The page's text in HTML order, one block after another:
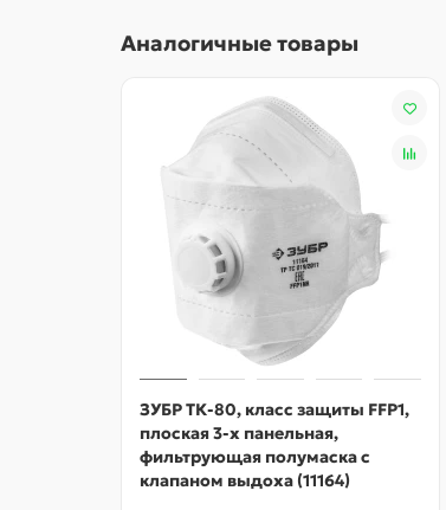
Аналогичные товары
ЗУБР ТК-80, класс защиты FFP1,
плоская 3-х панельная,
фильтрующая полумаска с
клапаном выдоха (11164)